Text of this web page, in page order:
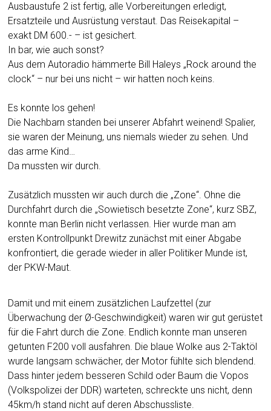
Ausbaustufe 2 ist fertig, alle Vorbereitungen erledigt,
Ersatzteile und Ausrüstung verstaut. Das Reisekapital –
exakt DM 600.- – ist gesichert.
In bar, wie auch sonst?
Aus dem Autoradio hämmerte Bill Haleys „Rock around the
clock“ – nur bei uns nicht – wir hatten noch keins.
Es konnte los gehen!
Die Nachbarn standen bei unserer Abfahrt weinend! Spalier,
sie waren der Meinung, uns niemals wieder zu sehen. Und
das arme Kind…
Da mussten wir durch.
Zusätzlich mussten wir auch durch die „Zone“. Ohne die
Durchfahrt durch die „Sowietisch besetzte Zone“, kurz SBZ,
konnte man Berlin nicht verlassen. Hier wurde man am
ersten Kontrollpunkt Drewitz zunächst mit einer Abgabe
konfrontiert, die gerade wieder in aller Politiker Munde ist,
der PKW-Maut.
Damit und mit einem zusätzlichen Laufzettel (zur
Überwachung der Ø-Geschwindigkeit) waren wir gut gerüstet
für die Fahrt durch die Zone. Endlich konnte man unseren
getunten F200 voll ausfahren. Die blaue Wolke aus 2-Taktöl
wurde langsam schwächer, der Motor fühlte sich blendend.
Dass hinter jedem besseren Schild oder Baum die Vopos
(Volkspolizei der DDR) warteten, schreckte uns nicht, denn
45km/h stand nicht auf deren Abschussliste.